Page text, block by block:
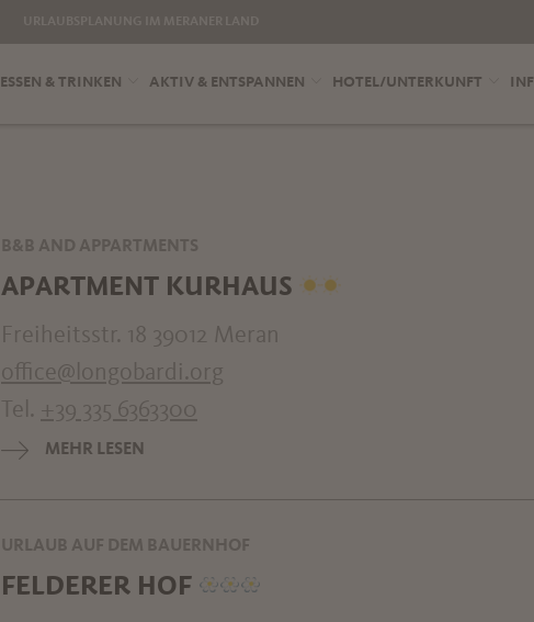
ESSEN & TRINKEN AKTIV & ENTSPANNEN HOTEL/UNTERKUNFT
B&B AND APPARTMENTS
APARTMENT KURHAUS
Freiheitsstr. 18 39012 Meran
office@longobardi.org
Tel. +39 335 6363300
MEHR LESEN
URLAUB AUF DEM BAUERNHOF
FELDERER HOF